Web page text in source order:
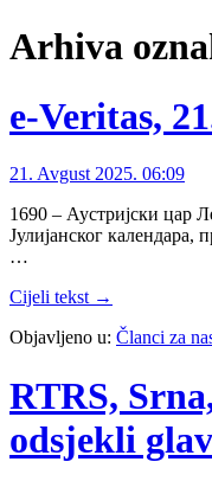
Arhiva
e-Veritas,
21. Avgust 2025. 06:09
1690 – Аустријски цар
Јулијанског
…
Cijeli tekst →
Objavljeno u: Članci za
RTRS,
odsjekli